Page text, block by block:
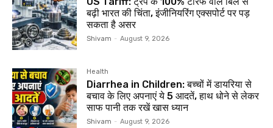
बढ़ी भारत की चिंता, इंजीनियरिंग एक्सपोर्ट पर पड़
सकता है असर
Shivam - August 9, 2026
Health
Diarrhea in Children: बच्चों में डायरिया से
बचाव के लिए अपनाएं ये 5 आदतें, हाथ धोने से लेकर
साफ पानी तक रखें खास ध्यान
Shivam - August 9, 2026